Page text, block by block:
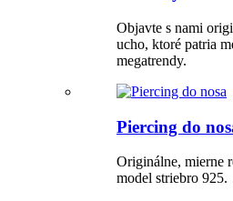
Objavte s nami
ucho, ktoré patria
megatrendy.
Piercing do
Originálne, mierne
model striebro 925.